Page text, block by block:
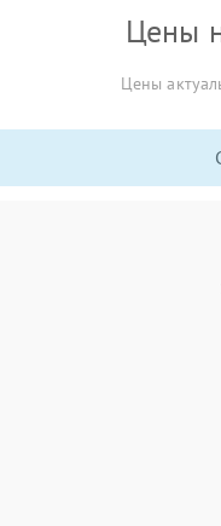
Цены
Цены